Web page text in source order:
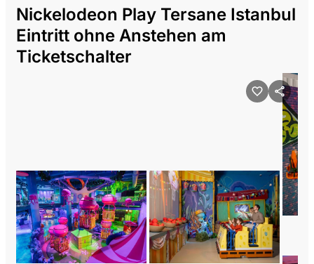
Nickelodeon Play Tersane Istanbul
Eintritt ohne Anstehen am
Ticketschalter